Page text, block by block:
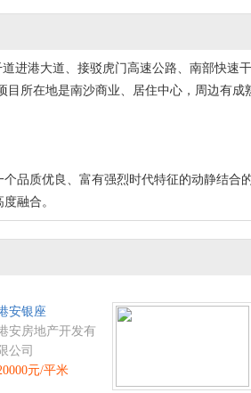
大道、接驳虎门高速公路、南部快速
所在地是南沙商业、居住中心，周边有成
质优良、富有强烈时代特征的动静结合
融合。
安银座
安房地产开发有
公司
元/平米